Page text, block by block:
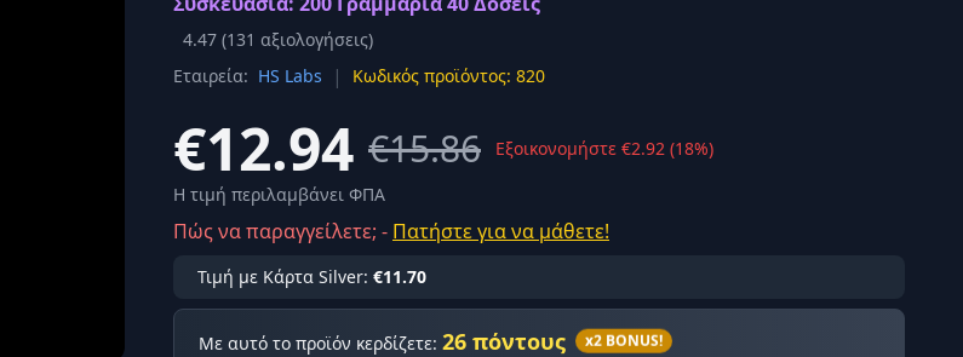
Προβολή όλων των αποτελεσμάτων
4.47 (131 αξιολογήσεις)
Εταιρεία: HS Labs | Κωδικός προϊόντος: 820
€12.94 €15.86
Εξοικονομήστε €2.92 (18%)
Η τιμή περιλαμβάνει ΦΠΑ
Πώς να παραγγείλετε; - Πατήστε για να μάθετε!
Τιμή με Κάρτα Silver: €11.70
Με αυτό το προϊόν κερδίζετε: 26 πόντους
x2 BONUS!
Σύνδεση
Εγγραφείτε εδώ
Ασφαλής σύνδεση